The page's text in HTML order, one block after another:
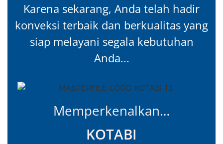
Karena sekarang, Anda telah hadir
konveksi terbaik dan berkualitas yang
siap melayani segala kebutuhan
Anda...
Memperkenalkan…
KOTABI